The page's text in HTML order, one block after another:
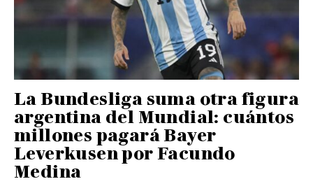
La Bundesliga suma otra figura
argentina del Mundial: cuántos
millones pagará Bayer
Leverkusen por Facundo
Medina